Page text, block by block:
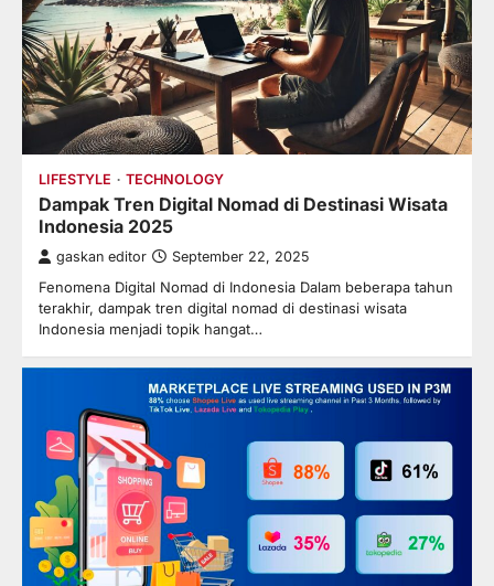
LIFESTYLE TECHNOLOGY
Dampak Tren Digital Nomad di Destinasi Wisata
Indonesia 2025
gaskan editor September 22, 2025
Fenomena Digital Nomad di Indonesia Dalam beberapa tahun
terakhir, dampak tren digital nomad di destinasi wisata
Indonesia menjadi topik hangat…